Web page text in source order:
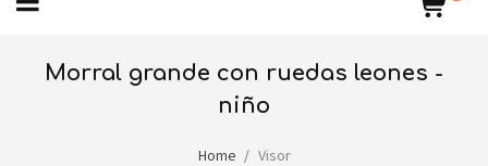
morral grande con ruedas leones -
niño
Home Visor